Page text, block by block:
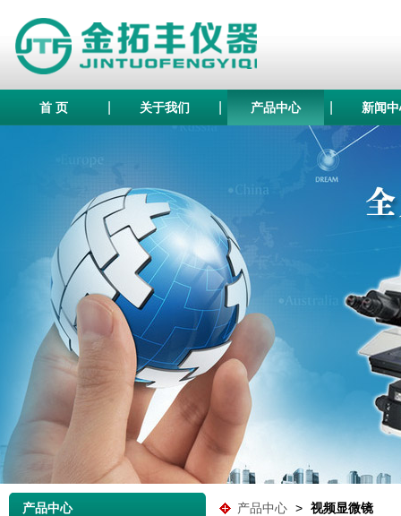
首 页 关于我们 产品中心 新闻
产品中心 产品中心 > 视频显微镜